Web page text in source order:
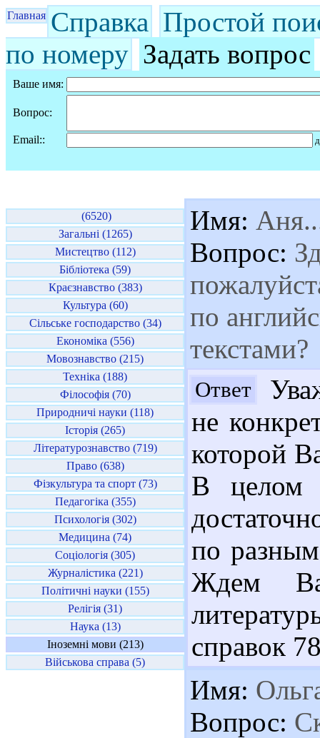
Главная Справка Простой
по номеру Задать вопрос
Ваше имя:
Вопрос:
Email::
(6520)
Загальні (1265)
Мистецтво (112)
Бібліотека (59)
Краєзнавство (383)
Культура (60)
Сільське господарство (34)
Економіка (556)
Мовознавство (215)
Техніка (188)
Філософія (70)
Природничі науки (118)
Історія (265)
Літературознавство (719)
Право (638)
Фізкультура та спорт (73)
Педагогіка (355)
Психологія (302)
Медицина (74)
Соціологія (305)
Журналістика (221)
Політичні науки (155)
Релігія (31)
Наука (13)
Іноземні мови (213)
Військова справа (5)
Имя:
Вопрос:
по
текстами?
Ответ
не
которой
В целом
по
Ждем
справок
Имя:
Вопрос: